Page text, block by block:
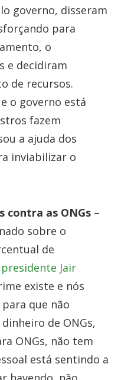
governo, disseram
para
o
e decidiram
de recursos.
o governo está
fazem
a ajuda dos
inviabilizar o
contra as ONGs –
sobre o
de
Jair
existe e nós
que não
de ONGs,
ONGs, não tem
está sentindo a